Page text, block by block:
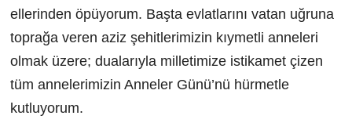
ellerinden öpüyorum. Başta evlatlarını vatan uğruna
toprağa veren aziz şehitlerimizin kıymetli anneleri
olmak üzere; dualarıyla milletimize istikamet çizen
tüm annelerimizin Anneler Günü’nü hürmetle
kutluyorum.